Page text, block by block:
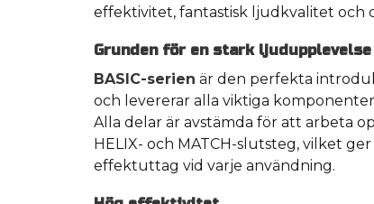
effektivitet, fantastisk ljudkvalitet och
Grunden för en stark ljudupplevelse
BASIC-serien är den perfekta
och levererar alla viktiga
Alla delar är avstämda för att arbeta
HELIX- och MATCH-slutsteg, vilket
effektuttag vid varje användning.